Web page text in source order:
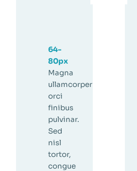
64-
80px
Magna
ullamcorper
orci
finibus
pulvinar.
Sed
nisl
tortor,
congue